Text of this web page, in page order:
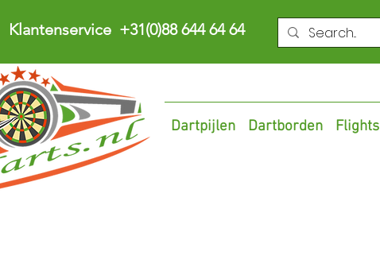
Klantenservice +31(0)88 644 64 64
Dartpijlen Dartborden Flights